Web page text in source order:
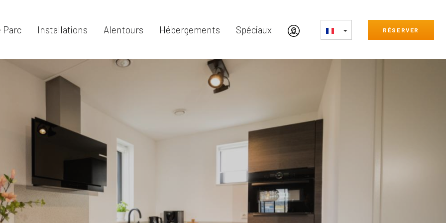
Parc Installations Alentours Hébergements Spéciaux RÉSERVER